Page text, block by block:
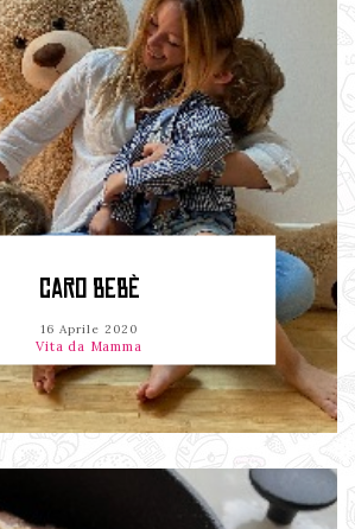
CARO BEBÈ
16 Aprile 2020
Vita da Mamma